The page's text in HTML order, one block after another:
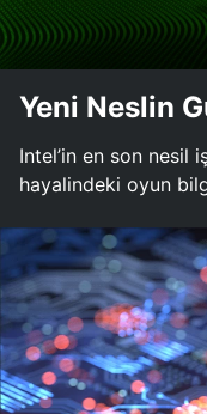
Yeni Neslin
Intel’in en son nesil
hayalindeki oyun